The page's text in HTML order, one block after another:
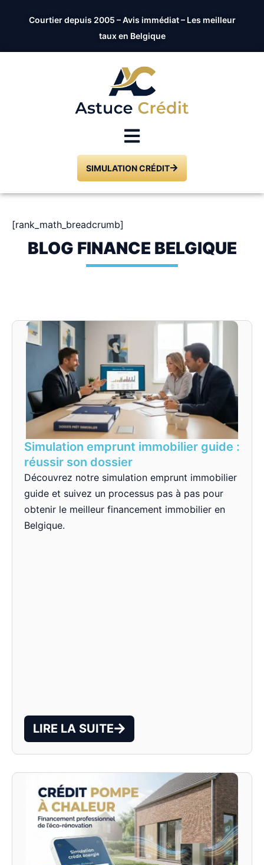
Courtier depuis 2005 – Avis immédiat – Les meilleur
taux en Belgique
SIMULATION CRÉDIT
[rank_math_breadcrumb]
BLOG FINANCE BELGIQUE
Simulation emprunt immobilier guide :
réussir son dossier
Découvrez notre simulation emprunt immobilier
guide et suivez un processus pas à pas pour
obtenir le meilleur financement immobilier en
Belgique.
LIRE LA SUITE